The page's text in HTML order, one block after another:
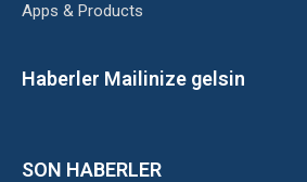
Apps & Products
Haberler Mailinize gelsin
SON HABERLER